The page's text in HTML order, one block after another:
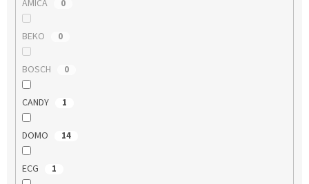
AMICA 0
BEKO 0
BOSCH 0
CANDY 1
DOMO 14
ECG 1